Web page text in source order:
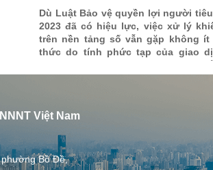
chấp
Dù Luật Bảo vệ quyền lợi người
2023 đã có hiệu lực, việc xử lý
trên nền tảng số vẫn gặp không ít
thức do tính phức tạp của giao
đòi hỏi cơ chế hỗ trợ linh hoạt
Việt Nam
Bồ Đề,